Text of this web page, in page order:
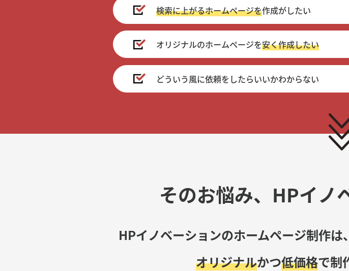
検索に上がるホームページを作成がしたい
オリジナルのホームページを安く作成したい
どういう風に依頼をしたらいいかわからない
そのお悩み、 HPイノ
HPイノベーションのホームページ制作は、
オリジナルかつ低価格で制